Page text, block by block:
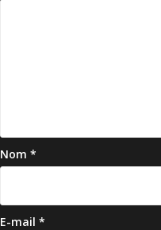
Nom *
E-mail *